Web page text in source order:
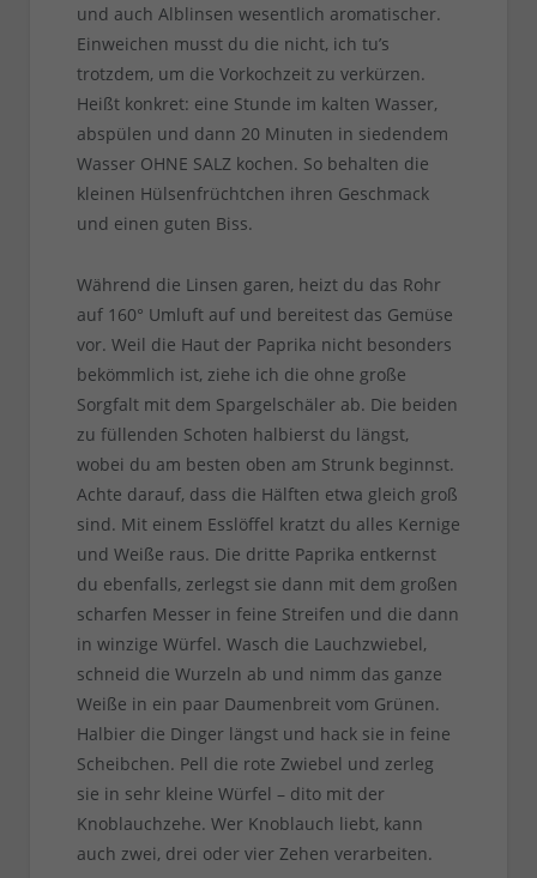
und auch Alblinsen wesentlich aromatischer.
Einweichen musst du die nicht, ich tu’s
trotzdem, um die Vorkochzeit zu verkürzen.
Heißt konkret: eine Stunde im kalten Wasser,
abspülen und dann 20 Minuten in siedendem
Wasser OHNE SALZ kochen. So behalten die
kleinen Hülsenfrüchtchen ihren Geschmack
und einen guten Biss.
Während die Linsen garen, heizt du das Rohr
auf 160° Umluft auf und bereitest das Gemüse
vor. Weil die Haut der Paprika nicht besonders
bekömmlich ist, ziehe ich die ohne große
Sorgfalt mit dem Spargelschäler ab. Die beiden
zu füllenden Schoten halbierst du längst,
wobei du am besten oben am Strunk beginnst.
Achte darauf, dass die Hälften etwa gleich groß
sind. Mit einem Esslöffel kratzt du alles Kernige
und Weiße raus. Die dritte Paprika entkernst
du ebenfalls, zerlegst sie dann mit dem großen
scharfen Messer in feine Streifen und die dann
in winzige Würfel. Wasch die Lauchzwiebel,
schneid die Wurzeln ab und nimm das ganze
Weiße in ein paar Daumenbreit vom Grünen.
Halbier die Dinger längst und hack sie in feine
Scheibchen. Pell die rote Zwiebel und zerleg
sie in sehr kleine Würfel – dito mit der
Knoblauchzehe. Wer Knoblauch liebt, kann
auch zwei, drei oder vier Zehen verarbeiten.